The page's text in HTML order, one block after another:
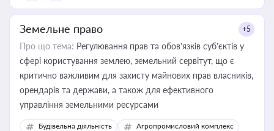
Земельне право +5
Про що тема: Регулювання прав та обов’язків суб’єктів у
сфері користування землею, земельний сервітут, що є
критично важливим для захисту майнових прав власників,
орендарів та держави, а також для ефективного
управління земельними ресурсами
Будівельна діяльність Агропромисловий комплекс